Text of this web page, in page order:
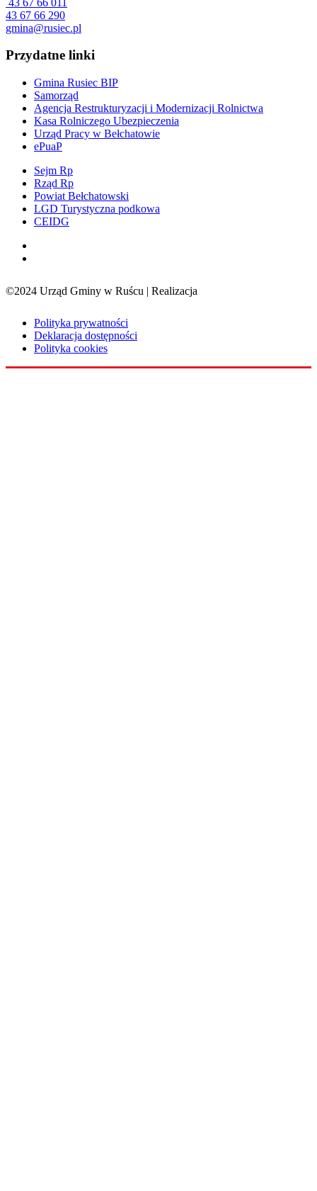
43 67 66 290
gmina@rusiec.pl
Przydatne linki
Gmina Rusiec BIP
Samorząd
Agencja Restrukturyzacji i Modernizacji Rolnictwa
Kasa Rolniczego Ubezpieczenia
Urząd Pracy w Bełchatowie
ePuaP
Sejm Rp
Rząd Rp
Powiat Bełchatowski
LGD Turystyczna podkowa
CEIDG
©2024 Urząd Gminy w Ruścu | Realizacja
Polityka prywatności
Deklaracja dostępności
Polityka cookies